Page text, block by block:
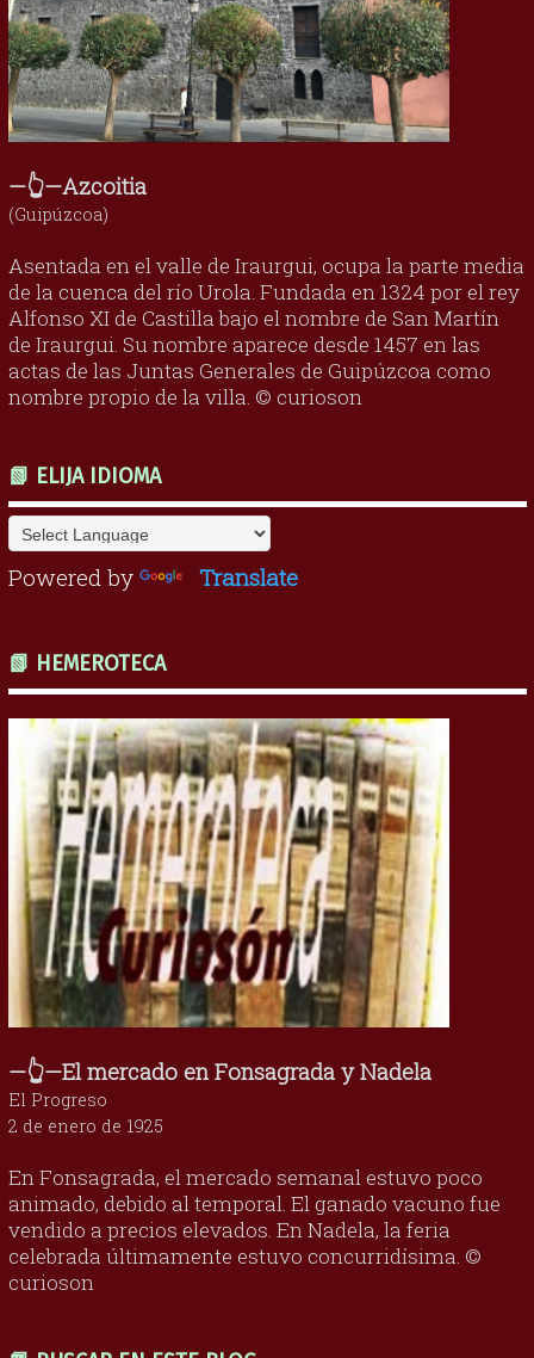
—👆—Azcoitia
(Guipúzcoa)
Asentada en el valle de Iraurgui, ocupa la parte media
de la cuenca del río Urola. Fundada en 1324 por el rey
Alfonso XI de Castilla bajo el nombre de San Martín
de Iraurgui. Su nombre aparece desde 1457 en las
actas de las Juntas Generales de Guipúzcoa como
nombre propio de la villa. © curioson
📗 ELIJA IDIOMA
Powered by Translate
📗 HEMEROTECA
—👆—El mercado en Fonsagrada y Nadela
El Progreso
2 de enero de 1925
En Fonsagrada, el mercado semanal estuvo poco
animado, debido al temporal. El ganado vacuno fue
vendido a precios elevados. En Nadela, la feria
celebrada últimamente estuvo concurridísima. ©
curioson